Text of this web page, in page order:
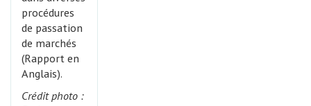
procédures
de passation
de marchés
(Rapport en
Anglais).
Crédit photo :